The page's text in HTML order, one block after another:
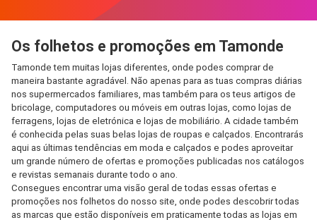
Os folhetos e promoções em Tamonde
Tamonde tem muitas lojas diferentes, onde podes comprar de
maneira bastante agradável. Não apenas para as tuas compras diárias
nos supermercados familiares, mas também para os teus artigos de
bricolage, computadores ou móveis em outras lojas, como lojas de
ferragens, lojas de eletrónica e lojas de mobiliário. A cidade também
é conhecida pelas suas belas lojas de roupas e calçados. Encontrarás
aqui as últimas tendências em moda e calçados e podes aproveitar
um grande número de ofertas e promoções publicadas nos catálogos
e revistas semanais durante todo o ano.
Consegues encontrar uma visão geral de todas essas ofertas e
promoções nos folhetos do nosso site, onde podes descobrir todas
as marcas que estão disponíveis em praticamente todas as lojas em